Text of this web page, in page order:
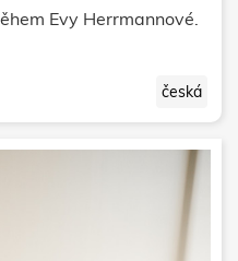
Evy Herrmannové.
česká